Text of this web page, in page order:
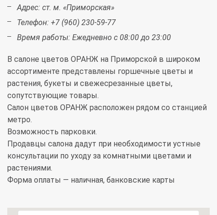
Адрес: ст. м. «Приморская»
Телефон: +7 (960) 230-59-77
Время работы: Ежедневно с 08:00 до 23:00
В салоне цветов ОРАНЖ на Приморской в широком
ассортименте представлены горшечные цветы и
растения, букеты и свежесрезанные цветы,
сопутствующие товары.
Салон цветов ОРАНЖ расположен рядом со станцией
метро.
Возможность парковки.
Продавцы салона дадут при необходимости устные
консультации по уходу за комнатными цветами и
растениями.
Форма оплаты — наличная, банковские карты